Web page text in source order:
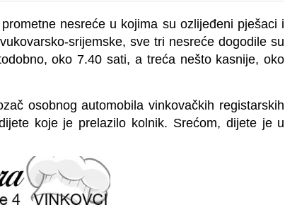
nesreće u kojima su ozlijeđeni pješaci i
srijemske, sve tri nesreće dogodile su
oko 7.40 sati, a treća nešto kasnije, oko
osobnog automobila vinkovačkih registarskih
koje je prelazilo kolnik. Srećom, dijete je u